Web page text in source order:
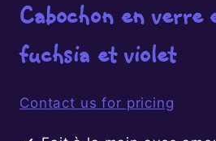
Cabochon en verre
fuchsia et violet
Contact us for pricing